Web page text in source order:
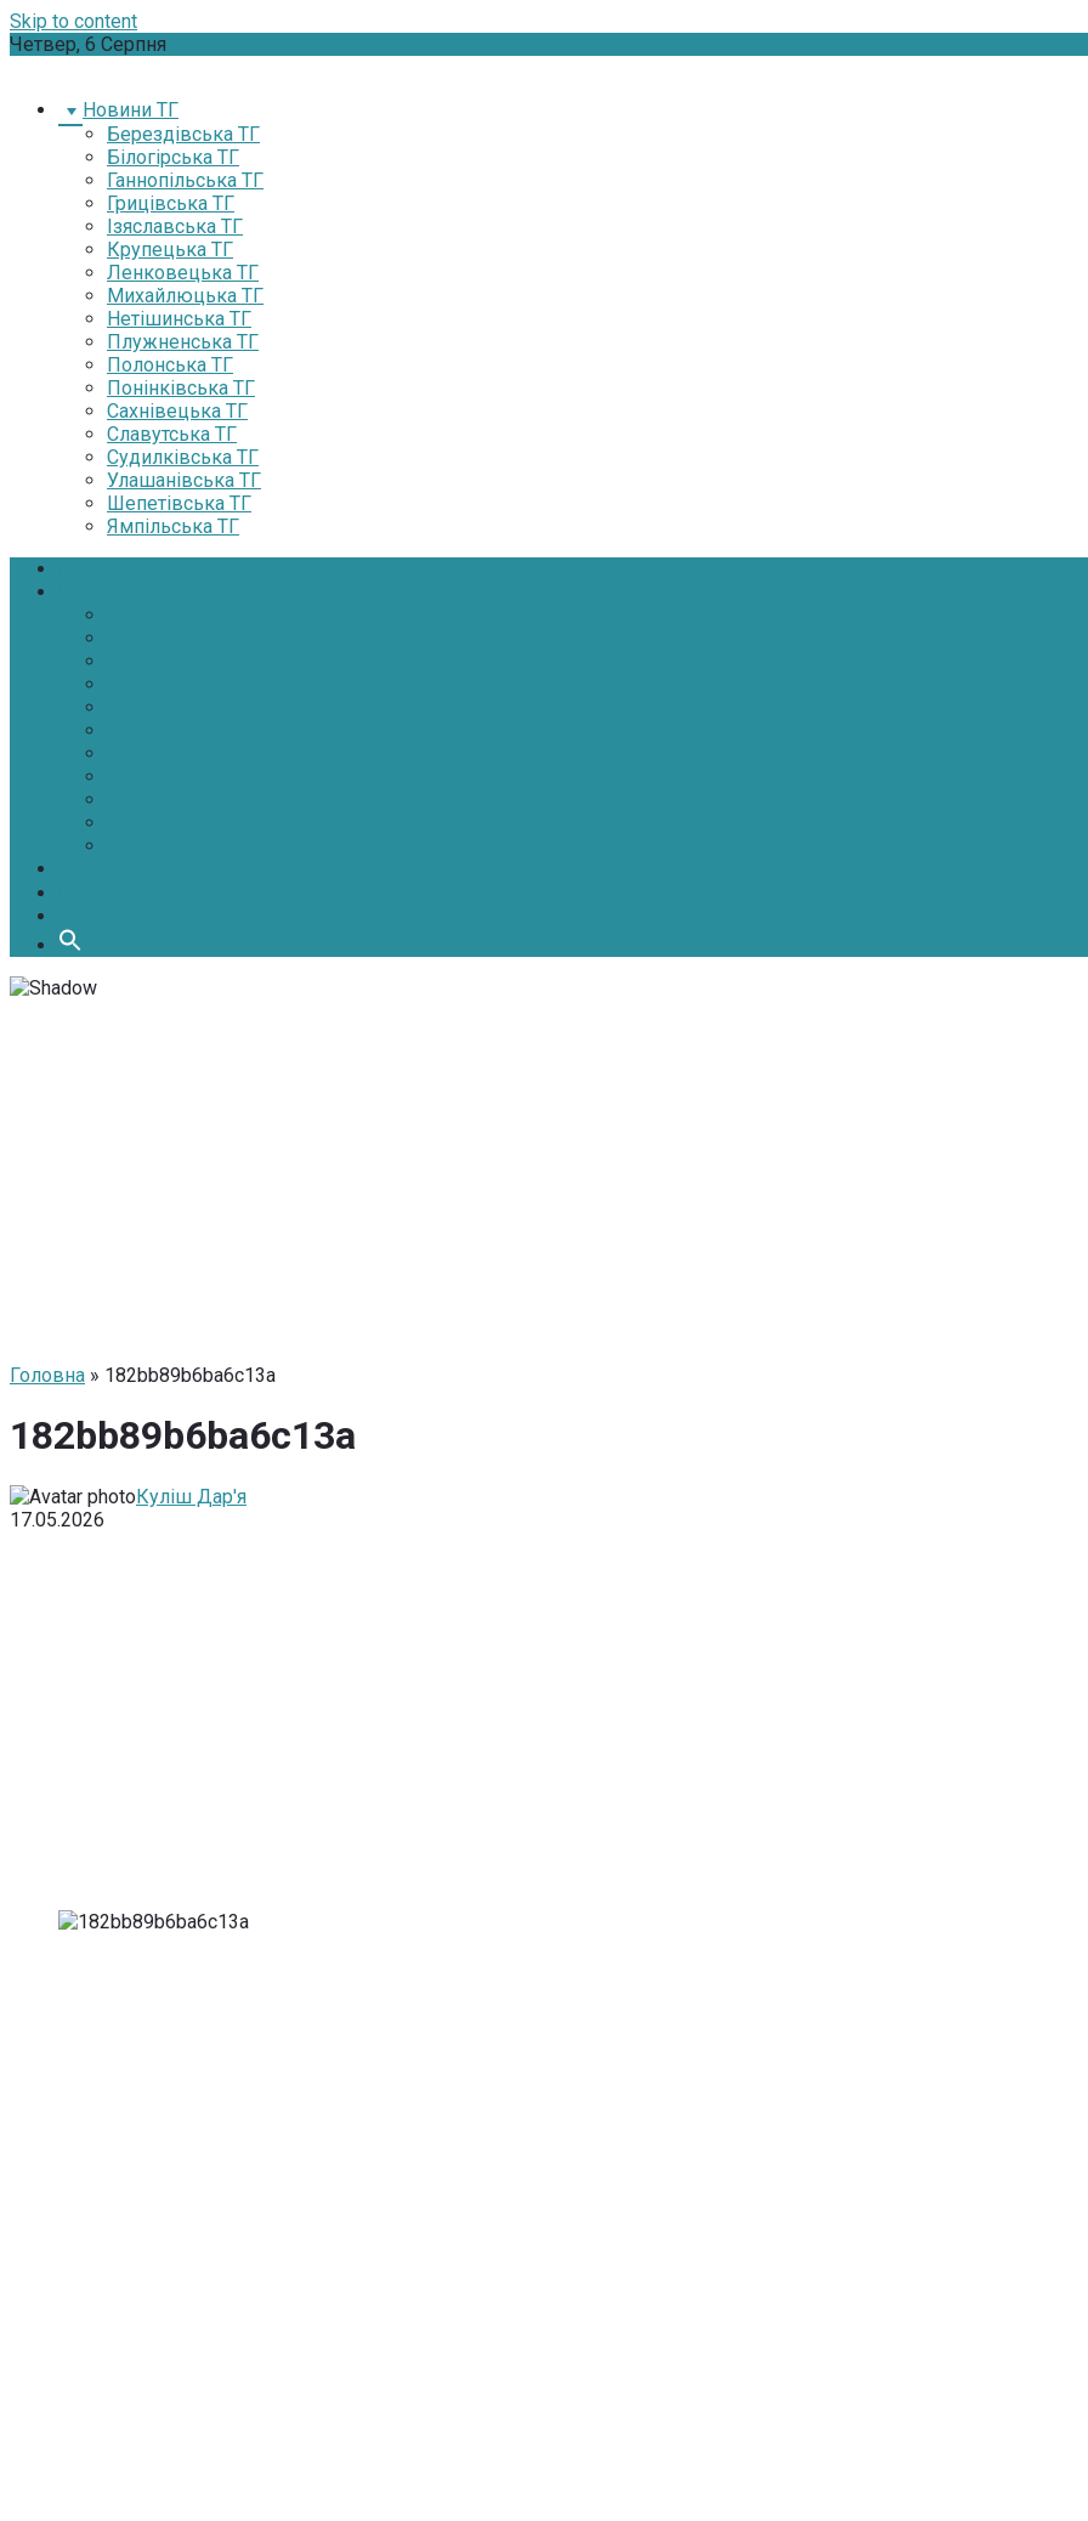
Skip to content
Четвер, 6 Серпня
Новини ТГ
Берездівська ТГ
Білогірська ТГ
Ганнопільська ТГ
Грицівська ТГ
Ізяславська ТГ
Крупецька ТГ
Ленковецька ТГ
Михайлюцька ТГ
Нетішинська ТГ
Плужненська ТГ
Полонська ТГ
Понінківська ТГ
Сахнівецька ТГ
Славутська ТГ
Судилківська ТГ
Улашанівська ТГ
Шепетівська ТГ
Ямпільська ТГ
Головна » 182bb89b6ba6c13a
182bb89b6ba6c13a
Куліш Дар'я
17.05.2026